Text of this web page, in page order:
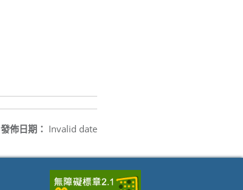
發佈日期： Invalid date